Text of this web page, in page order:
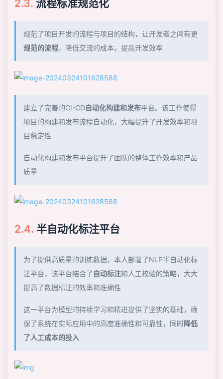
流程标准规范化
规范了项目开发的流程与项目的结构，让开发者之间有更
规范的流程，降低交流的成本，提高开发效率
建立了完善的CI-CD自动化构建和发布平台。该工作使得
项目的构建和发布流程自动化，大幅提升了开发效率和项
目稳定性
自动化构建和发布平台提升了团队的整体工作效率和产品
质量
半自动化标注平台
为了提供高质量的训练数据，本人部署了NLP半自动化标
注平台，该平台结合了 自动标注和人工校验的策略，大大
提高了数据标注的效率和准确性
这一平台为模型的持续学习和精进提供了坚实的基础，确
保了系统在实际应用中的高度准确性和可靠性，同时降低
了人工成本的投入